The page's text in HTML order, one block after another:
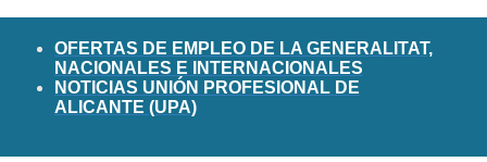
OFERTAS DE EMPLEO DE LA GENERALITAT,
NACIONALES E INTERNACIONALES
NOTICIAS UNIÓN PROFESIONAL DE
ALICANTE (UPA)